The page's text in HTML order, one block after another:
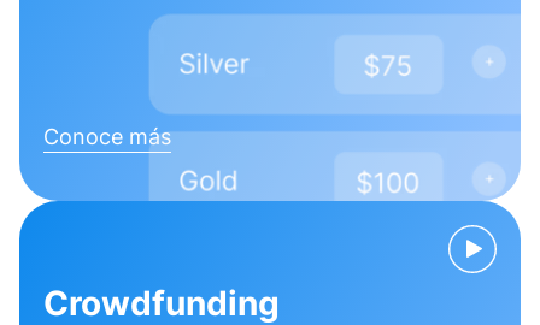
Conoce más
Crowdfunding